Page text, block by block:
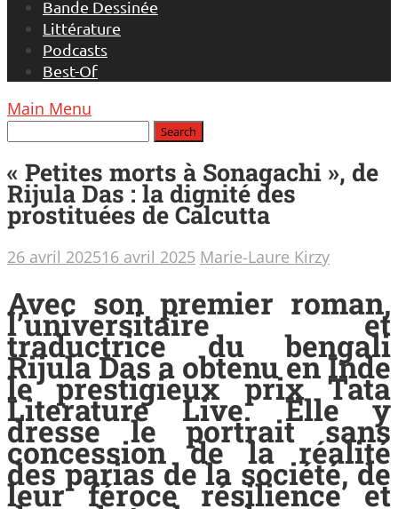
Bande Dessinée
Littérature
Podcasts
Best-Of
Main Menu
« Petites morts à Sonagachi », de
Rijula Das : la dignité des
prostituées de Calcutta
26 avril 202516 avril 2025 Marie-Laure Kirzy
Avec son premier roman,
l’universitaire et
traductrice du bengali
Rijula Das a obtenu en Inde
le prestigieux prix Tata
Literature Live. Elle y
dresse le portrait sans
concession de la réalité
des parias de la société, de
leur féroce résilience et